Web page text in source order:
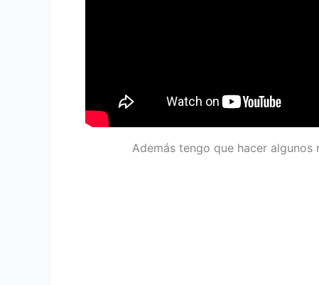
Además tengo que hacer